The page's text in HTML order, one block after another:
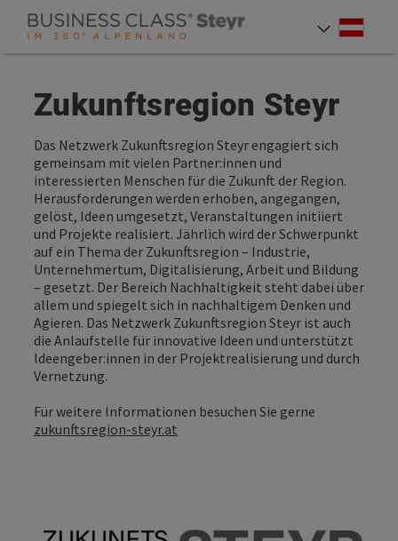
Zum InhaltAccesskey
[0]
Zur NavigationAccesskey
[1]
Zum Seitenanfang Accesskey
[2]
Zukunftsregion Steyr
Das Netzwerk Zukunftsregion Steyr engagiert sich
gemeinsam mit vielen Partner:innen und
interessierten Menschen für die Zukunft der Region.
Herausforderungen werden erhoben, angegangen,
gelöst, Ideen umgesetzt, Veranstaltungen initiiert
und Projekte realisiert. Jährlich wird der Schwerpunkt
auf ein Thema der Zukunftsregion – Industrie,
Unternehmertum, Digitalisierung, Arbeit und Bildung
– gesetzt. Der Bereich Nachhaltigkeit steht dabei über
allem und spiegelt sich in nachhaltigem Denken und
Agieren. Das Netzwerk Zukunftsregion Steyr ist auch
die Anlaufstelle für innovative Ideen und unterstützt
Ideengeber:innen in der Projektrealisierung und durch
Vernetzung.
Für weitere Informationen besuchen Sie gerne
zukunftsregion-steyr.at